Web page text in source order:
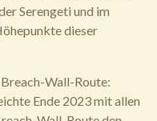
Serengeti und im
dieser
Wall-Route:
Ende 2023 mit allen